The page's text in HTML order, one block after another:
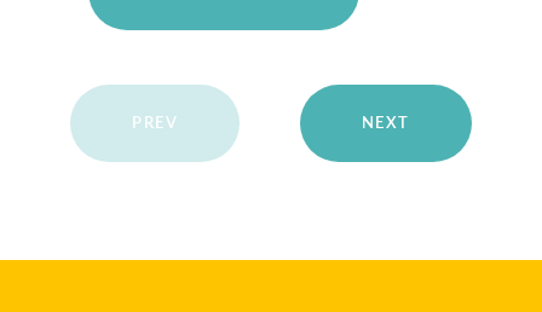
PREV NEXT